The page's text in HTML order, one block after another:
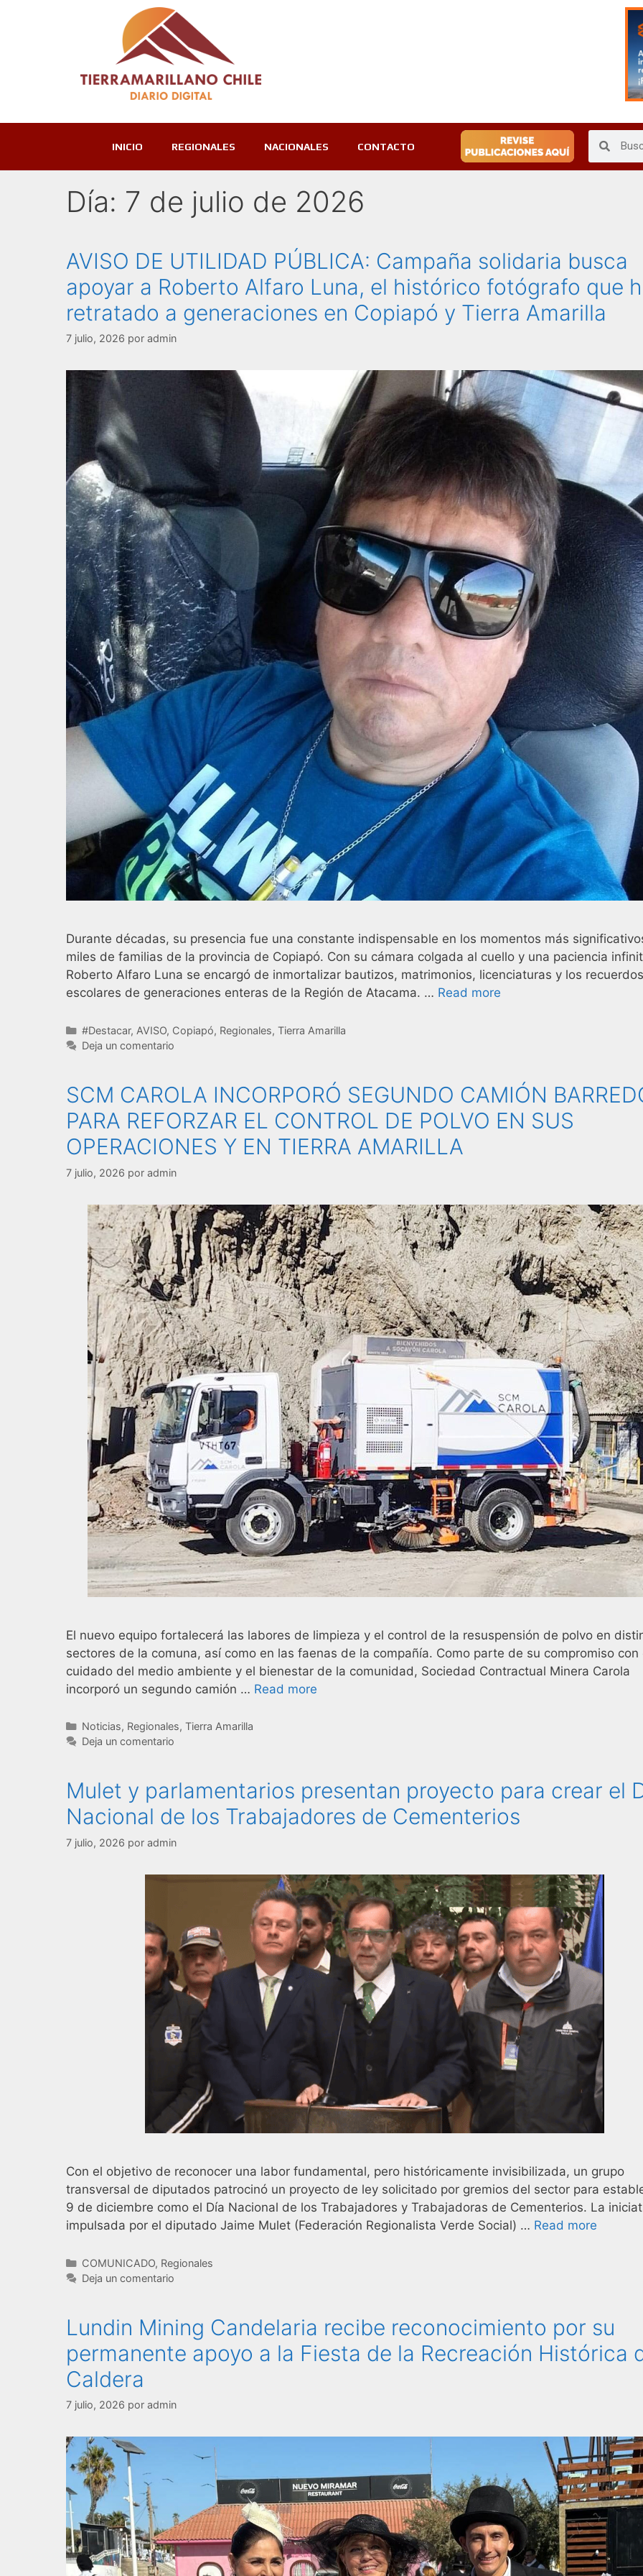
INICIO REGIONALES NACIONALES CONTACTO
Día: 7 de julio de 2026
AVISO DE UTILIDAD PÚBLICA: Campaña solidaria busca
apoyar a Roberto Alfaro Luna, el histórico fotógrafo que
retratado a generaciones en Copiapó y Tierra Amarilla
7 julio, 2026 por admin
Durante décadas, su presencia fue una constante indispensable en los momentos más
miles de familias de la provincia de Copiapó. Con su cámara colgada al cuello y una paciencia
Roberto Alfaro Luna se encargó de inmortalizar bautizos, matrimonios, licenciaturas y los recuerdos
escolares de generaciones enteras de la Región de Atacama. … Read more
#Destacar, AVISO, Copiapó, Regionales, Tierra Amarilla
Deja un comentario
SCM CAROLA INCORPORÓ SEGUNDO CAMIÓN
PARA REFORZAR EL CONTROL DE POLVO EN SUS
OPERACIONES Y EN TIERRA AMARILLA
7 julio, 2026 por admin
El nuevo equipo fortalecerá las labores de limpieza y el control de la resuspensión de polvo en
sectores de la comuna, así como en las faenas de la compañía. Como parte de su compromiso con
cuidado del medio ambiente y el bienestar de la comunidad, Sociedad Contractual Minera Carola
incorporó un segundo camión … Read more
Noticias, Regionales, Tierra Amarilla
Deja un comentario
Mulet y parlamentarios presentan proyecto para crear el
Nacional de los Trabajadores de Cementerios
7 julio, 2026 por admin
Con el objetivo de reconocer una labor fundamental, pero históricamente invisibilizada, un grupo
transversal de diputados patrocinó un proyecto de ley solicitado por gremios del sector para
9 de diciembre como el Día Nacional de los Trabajadores y Trabajadoras de Cementerios. La
impulsada por el diputado Jaime Mulet (Federación Regionalista Verde Social) … Read more
COMUNICADO, Regionales
Deja un comentario
Lundin Mining Candelaria recibe reconocimiento por su
permanente apoyo a la Fiesta de la Recreación Histórica
Caldera
7 julio, 2026 por admin